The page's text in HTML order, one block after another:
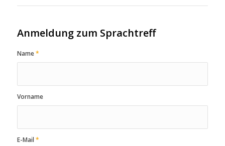
Anmeldung zum Sprachtreff
Name*
Vorname
E-Mail *